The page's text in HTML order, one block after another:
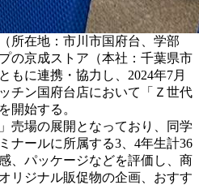
所在地：市川市国府台、学部
の京成ストア（本社：千葉県市
もに連携・協力し、2024年7月
チン国府台店において「Ｚ世代
開始する。
売場の展開となっており、同学
ナールに所属する3、4年生計36
、パッケージなどを評価し、商
リジナル販促物の企画、おすす